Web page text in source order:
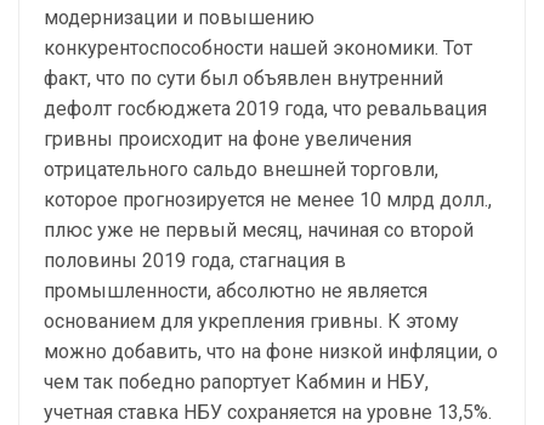
модернизации и повышению
конкурентоспособности нашей экономики. Тот
факт, что по сути был объявлен внутренний
дефолт госбюджета 2019 года, что ревальвация
гривны происходит на фоне увеличения
отрицательного сальдо внешней торговли,
которое прогнозируется не менее 10 млрд долл.,
плюс уже не первый месяц, начиная со второй
половины 2019 года, стагнация в
промышленности, абсолютно не является
основанием для укрепления гривны. К этому
можно добавить, что на фоне низкой инфляции, о
чем так победно рапортует Кабмин и НБУ,
учетная ставка НБУ сохраняется на уровне 13,5%.